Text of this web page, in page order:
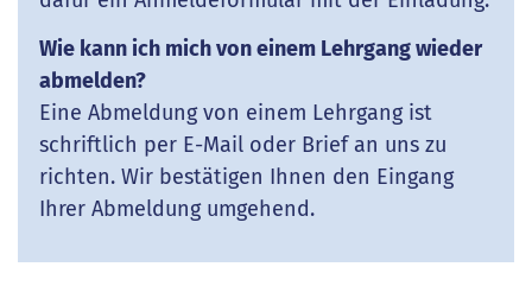
Wie kann ich mich von einem Lehrgang wieder
abmelden?
Eine Abmeldung von einem Lehrgang ist
schriftlich per E-Mail oder Brief an uns zu
richten. Wir bestätigen Ihnen den Eingang
Ihrer Abmeldung umgehend.